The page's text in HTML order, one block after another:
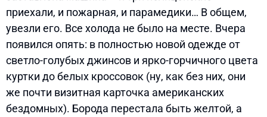
приехали, и пожарная, и парамедики… В общем,
увезли его. Все холода не было на месте. Вчера
появился опять: в полностью новой одежде от
светло-голубых джинсов и ярко-горчичного цвета
куртки до белых кроссовок (ну, как без них, они
же почти визитная карточка американских
бездомных). Борода перестала быть желтой, а